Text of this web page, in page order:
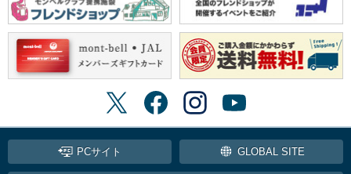
PCサイト GLOBAL SITE